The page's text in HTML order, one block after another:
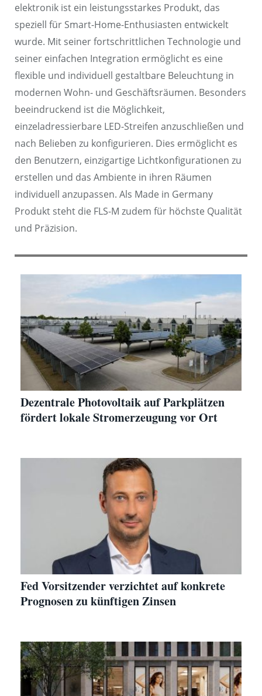
elektronik ist ein leistungsstarkes Produkt, das
speziell für Smart-Home-Enthusiasten entwickelt
wurde. Mit seiner fortschrittlichen Technologie und
seiner einfachen Integration ermöglicht es eine
flexible und individuell gestaltbare Beleuchtung in
modernen Wohn- und Geschäftsräumen. Besonders
beeindruckend ist die Möglichkeit,
einzeladressierbare LED-Streifen anzuschließen und
nach Belieben zu konfigurieren. Dies ermöglicht es
den Benutzern, einzigartige Lichtkonfigurationen zu
erstellen und das Ambiente in ihren Räumen
individuell anzupassen. Als Made in Germany
Produkt steht die FLS-M zudem für höchste Qualität
und Präzision.
Dezentrale Photovoltaik auf Parkplätzen
fördert lokale Stromerzeugung vor Ort
Fed Vorsitzender verzichtet auf konkrete
Prognosen zu künftigen Zinsen